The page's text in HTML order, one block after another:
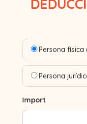
Persona física
Persona
Import